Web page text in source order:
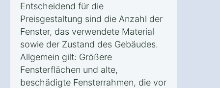
Entscheidend für die
Preisgestaltung sind die Anzahl der
Fenster, das verwendete Material
sowie der Zustand des Gebäudes.
Allgemein gilt: Größere
Fensterflächen und alte,
beschädigte Fensterrahmen, die vor